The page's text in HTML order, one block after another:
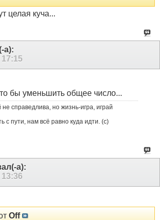
целая куча...
а):
17:15
бы уменьшить общее число...
не справедлива, но жизнь-игра, играй
с пути, нам всё равно куда идти. (с)
а):
13:36
Off